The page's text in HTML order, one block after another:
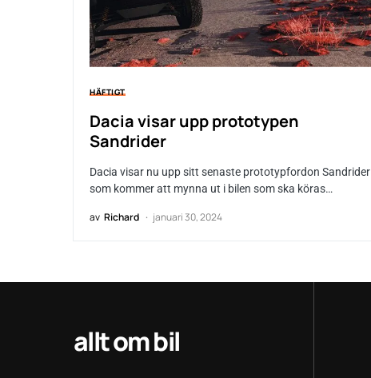
HÄFTIGT
Dacia visar upp prototypen
Sandrider
Dacia visar nu upp sitt senaste prototypfordon Sandrider
som kommer att mynna ut i bilen som ska köras…
av Richard januari 30, 2024
allt om bil